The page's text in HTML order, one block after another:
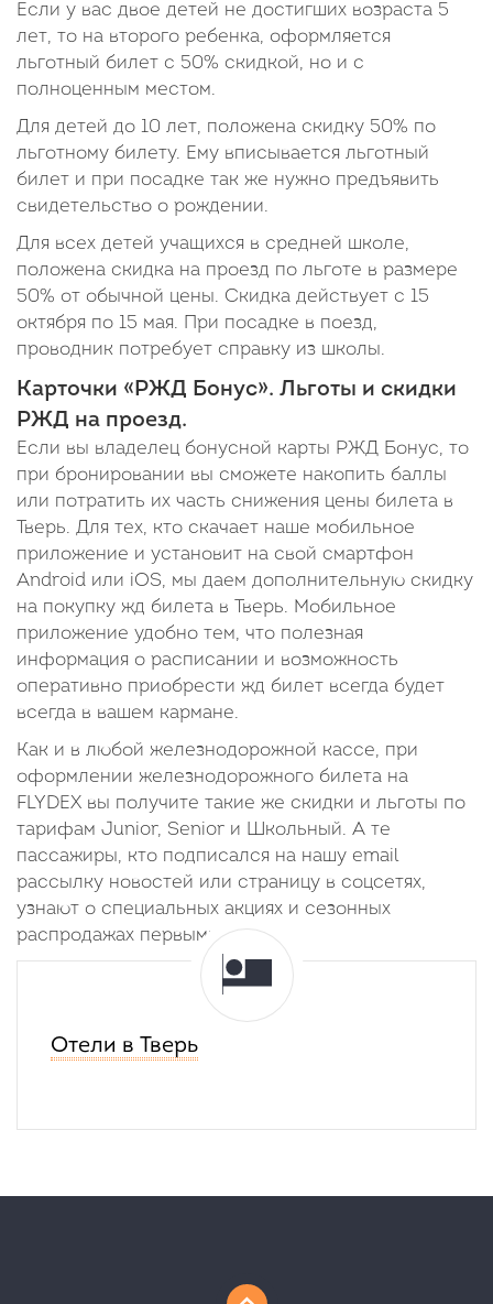
Если у вас двое детей не достигших возраста 5
лет, то на второго ребенка, оформляется
льготный билет с 50% скидкой, но и с
полноценным местом.
Для детей до 10 лет, положена скидку 50% по
льготному билету. Ему вписывается льготный
билет и при посадке так же нужно предъявить
свидетельство о рождении.
Для всех детей учащихся в средней школе,
положена скидка на проезд по льготе в размере
50% от обычной цены. Скидка действует с 15
октября по 15 мая. При посадке в поезд,
проводник потребует справку из школы.
Карточки «РЖД Бонус». Льготы и скидки
РЖД на проезд.
Если вы владелец бонусной карты РЖД Бонус, то
при бронировании вы сможете накопить баллы
или потратить их часть снижения цены билета в
Тверь. Для тех, кто скачает наше мобильное
приложение и установит на свой смартфон
Android или iOS, мы даем дополнительную скидку
на покупку жд билета в Тверь. Мобильное
приложение удобно тем, что полезная
информация о расписании и возможность
оперативно приобрести жд билет всегда будет
всегда в вашем кармане.
Как и в любой железнодорожной кассе, при
оформлении железнодорожного билета на
FLYDEX вы получите такие же скидки и льготы по
тарифам Junior, Senior и Школьный. А те
пассажиры, кто подписался на нашу email
рассылку новостей или страницу в соцсетях,
узнают о специальных акциях и сезонных
распродажах первыми.
Отели в Тверь